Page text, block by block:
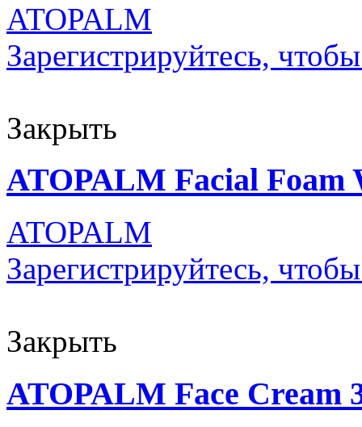
ATOPALM
Зарегистрируйтесь,
Закрыть
ATOPALM Facial Foam
ATOPALM
Зарегистрируйтесь,
Закрыть
ATOPALM Face Cream